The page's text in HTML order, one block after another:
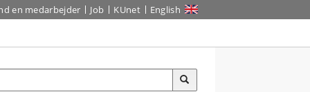
en medarbejder Job KUnet English